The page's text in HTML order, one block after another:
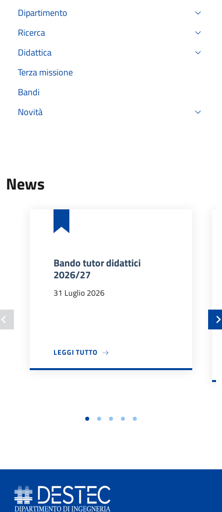
Dipartimento
Ricerca
Didattica
Terza missione
Bandi
Novità
News
Bando tutor didattici
2026/27
31 Luglio 2026
LEGGI TUTTOA PROPOSITO DI BANDO TUTOR